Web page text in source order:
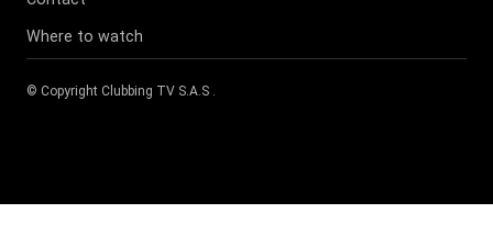
Where to watch
© Copyright Clubbing TV S.A.S .